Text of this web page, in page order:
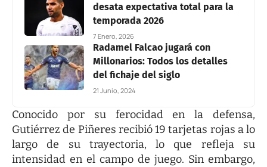
desata expectativa total para la
temporada 2026
7 Enero, 2026
Radamel Falcao jugará con
Millonarios: Todos los detalles
del fichaje del siglo
21 Junio, 2024
Conocido por su ferocidad en la defensa,
Gutiérrez de Piñeres recibió 19 tarjetas rojas a lo
largo de su trayectoria, lo que refleja su
intensidad en el campo de juego. Sin embargo,